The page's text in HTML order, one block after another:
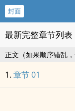
封面
最新完整章节列表
正文（如果顺序错乱，
章节 01